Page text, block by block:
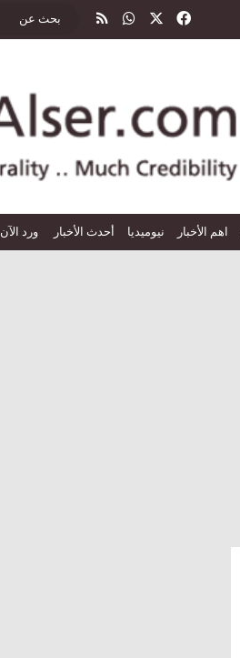
فيسبوك واتسابملخص الموقع RSS
اهم الأخبار نيوميديا أحدث الأخبار ورد الآن